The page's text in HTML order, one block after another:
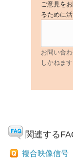
ご意見を
るために
お問い合
しかねます
関連する
複合映像信号